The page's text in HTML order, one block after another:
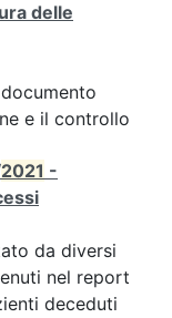
delle
e il controllo
2021 -
da diversi
nel report
deceduti